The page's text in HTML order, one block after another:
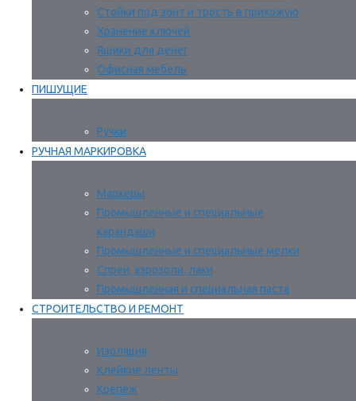
Стойки под зонт и трость в прихожую
Хранение ключей
Ящики для денег
Офисная мебель
ПИШУЩИЕ
Ручки
РУЧНАЯ МАРКИРОВКА
Маркеры
Промышленные и специальные
карандаши
Промышленные и специальные мелки
Спреи, аэрозоли, лаки
Промышленная и специальная паста
СТРОИТЕЛЬСТВО И РЕМОНТ
Изоляция
Клейкие ленты
Крепеж